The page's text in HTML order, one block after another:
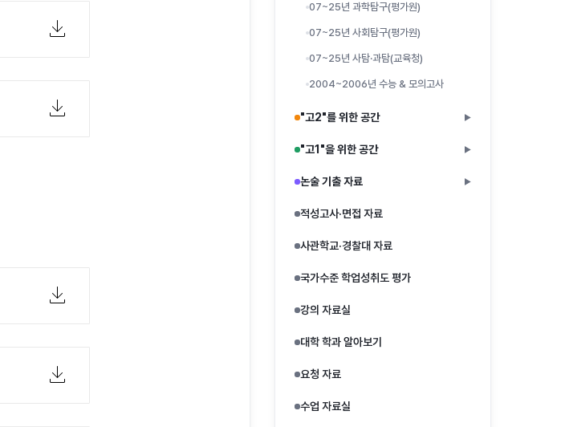
07~25년 과학탐구(평가원)
07~25년 사회탐구(평가원)
07~25년 사탐·과탐(교육청)
2004~2006년 수능 & 모의고사
"고2"를 위한 공간 ▶
"고1"을 위한 공간 ▶
논술 기출 자료 ▶
적성고사·면접 자료
사관학교·경찰대 자료
국가수준 학업성취도 평가
강의 자료실
대학 학과 알아보기
요청 자료
수업 자료실